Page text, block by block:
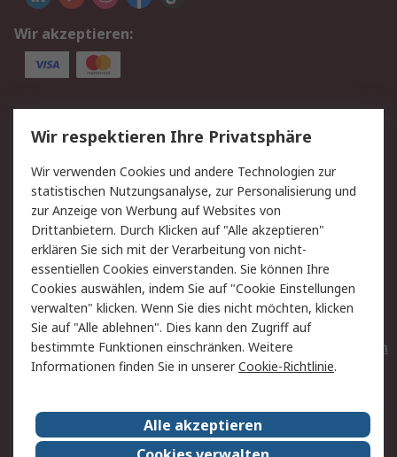
Wir akzeptieren:
Service
Value Added Services
Lieferlösungen
Rücksendungen
Kontakt
Hilfe
Privatkunden
Rechtliches
AGB
Datenschutz
Cookie-Richtlinie
Zahlungsbedingungen
Copyright/Impressum
Entsorgung
Elektrogeräte/Batterien
RS weltweit
Karriere bei RS
Nachhaltigkeit
Wir respektieren Ihre Privatsphäre
Wir verwenden Cookies und andere Technologien zur
statistischen Nutzungsanalyse, zur Personalisierung und
zur Anzeige von Werbung auf Websites von
Drittanbietern. Durch Klicken auf "Alle akzeptieren"
erklären Sie sich mit der Verarbeitung von nicht-
essentiellen Cookies einverstanden. Sie können Ihre
Cookies auswählen, indem Sie auf "Cookie Einstellungen
verwalten" klicken. Wenn Sie dies nicht möchten, klicken
Sie auf "Alle ablehnen". Dies kann den Zugriff auf
bestimmte Funktionen einschränken. Weitere
Informationen finden Sie in unsererCookie-Richtlinie.
Alle akzeptieren